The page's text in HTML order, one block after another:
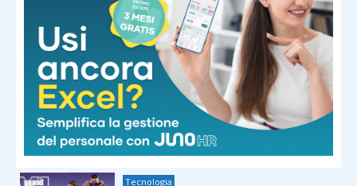
Tecnologia
Sviluppato un modello bayesiano per
calcolare la magnitudo dei terremoti
del passato
Tecnologia
COSPAR 2026: sottomarini come
simulatori spaziali, risorse lunari ed
etica dell’intelligenza artificiale
Tecnologia